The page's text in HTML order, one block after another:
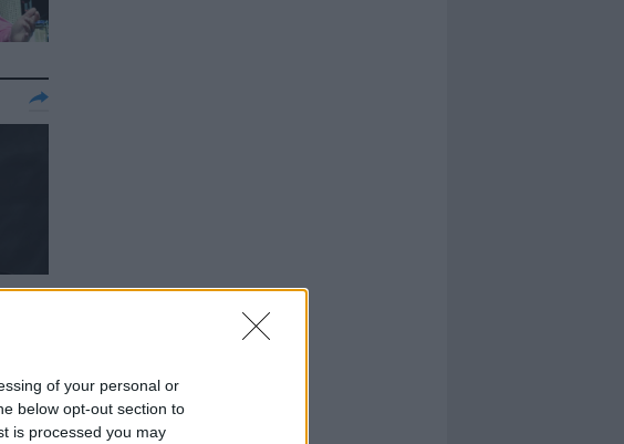
of your personal or
below opt-out section to
is processed you may